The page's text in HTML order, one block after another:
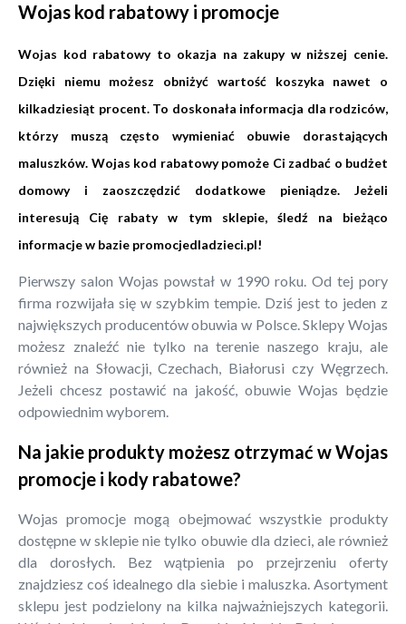
Wojas kod rabatowy i promocje
Wojas kod rabatowy to okazja na zakupy w niższej cenie.
Dzięki niemu możesz obniżyć wartość koszyka nawet o
kilkadziesiąt procent. To doskonała informacja dla rodziców,
którzy muszą często wymieniać obuwie dorastających
maluszków. Wojas kod rabatowy pomoże Ci zadbać o budżet
domowy i zaoszczędzić dodatkowe pieniądze. Jeżeli
interesują Cię rabaty w tym sklepie, śledź na bieżąco
informacje w bazie promocjedladzieci.pl!
Pierwszy salon Wojas powstał w 1990 roku. Od tej pory
firma rozwijała się w szybkim tempie. Dziś jest to jeden z
największych producentów obuwia w Polsce. Sklepy Wojas
możesz znaleźć nie tylko na terenie naszego kraju, ale
również na Słowacji, Czechach, Białorusi czy Węgrzech.
Jeżeli chcesz postawić na jakość, obuwie Wojas będzie
odpowiednim wyborem.
Na jakie produkty możesz otrzymać w Wojas
promocje i kody rabatowe?
Wojas promocje mogą obejmować wszystkie produkty
dostępne w sklepie nie tylko obuwie dla dzieci, ale również
dla dorosłych. Bez wątpienia po przejrzeniu oferty
znajdziesz coś idealnego dla siebie i maluszka. Asortyment
sklepu jest podzielony na kilka najważniejszych kategorii.